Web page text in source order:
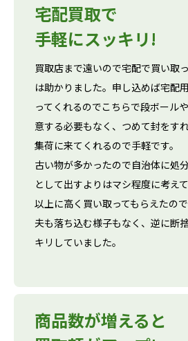
宅配買取で
手軽にスッキリ!
買取店まで遠いので宅配で買い取
は助かりました。申し込めば宅配
ってくれるのでこちらで段ボール
意する必要もなく、つめて封をす
集荷に来てくれるので手軽です。
古い物が多かったので自治体に処
として出すよりはマシ程度に考え
以上に高く買い取ってもらえたので
夫も落ち込む様子もなく、逆に断
キリしていました。
商品数が増えると